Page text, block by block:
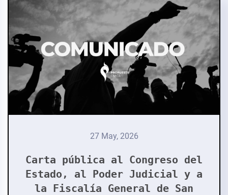
27 May, 2026
Carta pública al Congreso del
Estado, al Poder Judicial y a
la Fiscalía General de San